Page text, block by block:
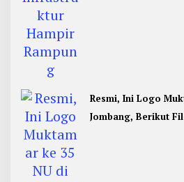
Resmi, Ini Logo
Jombang, Berikut